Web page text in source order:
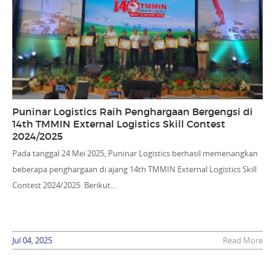
Puninar Logistics Raih Penghargaan Bergengsi di
14th TMMIN External Logistics Skill Contest
2024/2025
Pada tanggal 24 Mei 2025, Puninar Logistics berhasil memenangkan
beberapa penghargaan di ajang 14th TMMIN External Logistics Skill
Contest 2024/2025. Berikut...
Jul 04, 2025 Read More